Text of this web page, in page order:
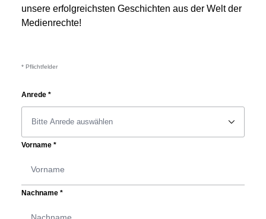
unsere erfolgreichsten Geschichten aus der Welt der
Medienrechte!
* Pflichtfelder
Anrede *
􀆈
Vorname *
Nachname *